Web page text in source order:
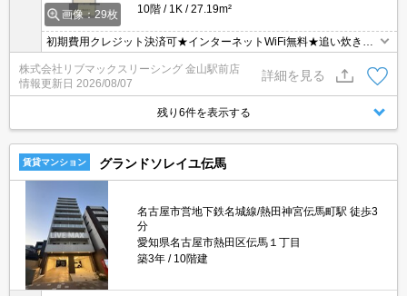
画像：29枚
10階
1K 27.19m²
初期費用クレジット決済可★インターネットWiFi無料★追い炊き機
能など設備充実！ウォークインクローゼット付きの１K♪
株式会社リブマックスリーシング 金山駅前店
情報更新日 2026/08/07
詳細を見る
残り6件を表示する
賃貸マンション グランドソレイユ伝馬
名古屋市営地下鉄名城線/熱田神宮伝馬町駅 徒歩3
分
愛知県名古屋市熱田区伝馬１丁目
築3年
10階建